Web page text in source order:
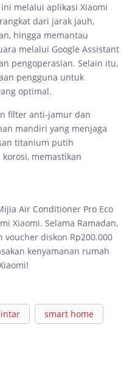
melalui aplikasi Xiaomi
dari jarak jauh,
hingga memantau
melalui Google Assistant
pengoperasian. Selain itu,
pengguna untuk
optimal.
filter anti-jamur dan
mandiri yang menjaga
titanium putih
memastikan
Air Conditioner Pro Eco
Xiaomi. Selama Ramadan,
diskon Rp200.000
kenyamanan rumah
smart home